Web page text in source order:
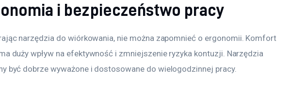
i bezpieczeństwo pracy
narzędzia do wiórkowania, nie można zapomnieć o ergonomii. Komfort
duży wpływ na efektywność i zmniejszenie ryzyka kontuzji. Narzędzia
być dobrze wyważone i dostosowane do wielogodzinnej pracy.